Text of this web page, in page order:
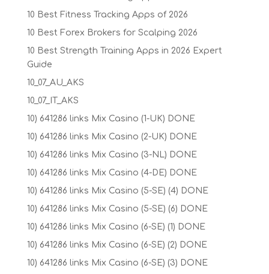
10 Best Fitness Tracking Apps of 2026
10 Best Forex Brokers for Scalping 2026
10 Best Strength Training Apps in 2026 Expert
Guide
10_07_AU_AKS
10_07_IT_AKS
10) 641286 links Mix Casino (1-UK) DONE
10) 641286 links Mix Casino (2-UK) DONE
10) 641286 links Mix Casino (3-NL) DONE
10) 641286 links Mix Casino (4-DE) DONE
10) 641286 links Mix Casino (5-SE) (4) DONE
10) 641286 links Mix Casino (5-SE) (6) DONE
10) 641286 links Mix Casino (6-SE) (1) DONE
10) 641286 links Mix Casino (6-SE) (2) DONE
10) 641286 links Mix Casino (6-SE) (3) DONE